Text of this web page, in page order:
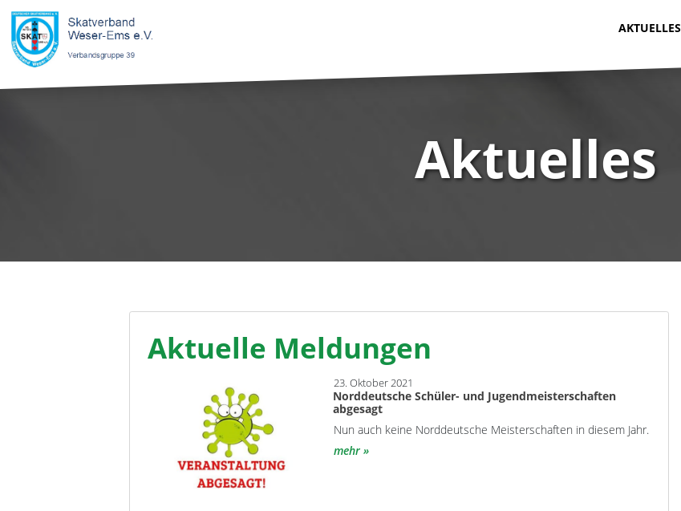
Aktuelles
Aktuelle Meldungen
23. Oktober 2021
Norddeutsche Schüler- und Jugendmeisterschaften
abgesagt
Nun auch keine Norddeutsche Meisterschaften in diesem Jahr.
mehr
AKTUELLES